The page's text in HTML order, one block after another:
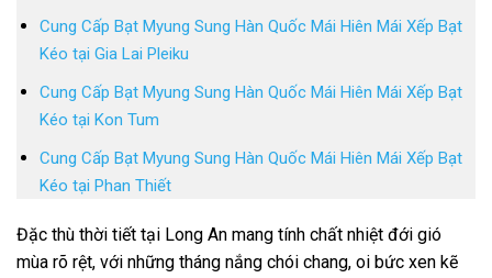
Cung Cấp Bạt Myung Sung Hàn Quốc Mái Hiên Mái Xếp Bạt
Kéo tại Gia Lai Pleiku
Cung Cấp Bạt Myung Sung Hàn Quốc Mái Hiên Mái Xếp Bạt
Kéo tại Kon Tum
Cung Cấp Bạt Myung Sung Hàn Quốc Mái Hiên Mái Xếp Bạt
Kéo tại Phan Thiết
Đặc thù thời tiết tại Long An mang tính chất nhiệt đới gió
mùa rõ rệt, với những tháng nắng chói chang, oi bức xen kẽ